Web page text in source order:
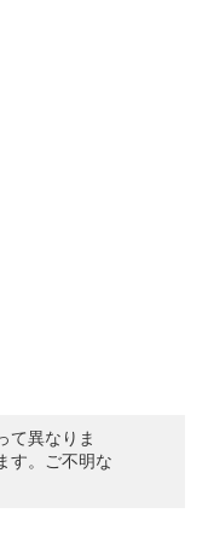
て異なりま
す。ご不明な